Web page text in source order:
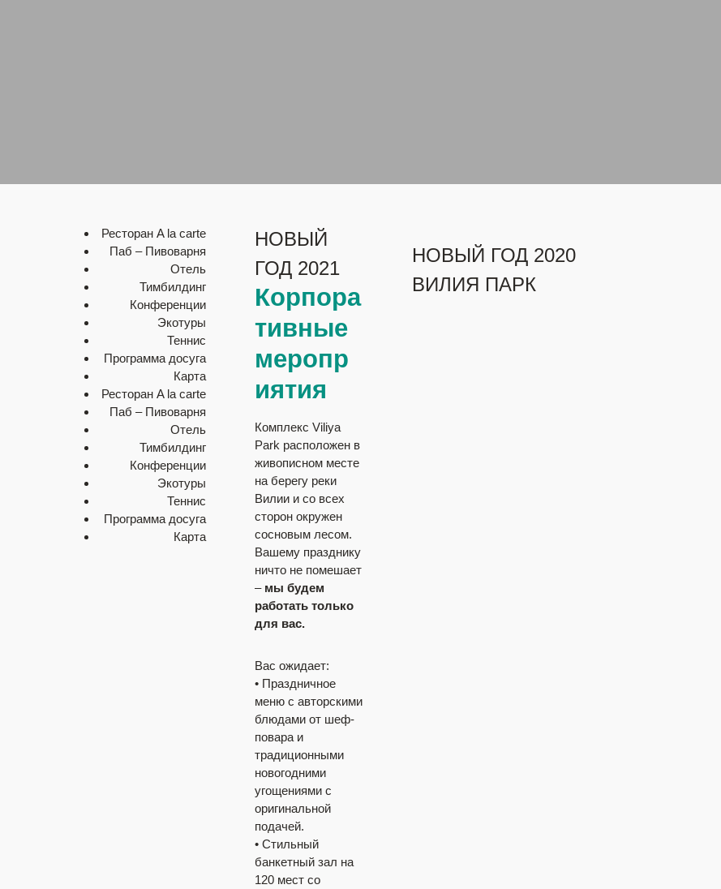
Ресторан A la carte
Паб – Пивоварня
Отель
Тимбилдинг
Конференции
Экотуры
Теннис
Программа досуга
Карта
Ресторан A la carte
Паб – Пивоварня
Отель
Тимбилдинг
Конференции
Экотуры
Теннис
Программа досуга
Карта
НОВЫЙ
ГОД 2021
Корпора
тивные
меропр
иятия
Комплекс Viliya
Park расположен в
живописном месте
на берегу реки
Вилии и со всех
сторон окружен
сосновым лесом.
Вашему празднику
ничто не помешает
– мы будем
работать только
для вас.
Вас ожидает:
• Праздничное
меню с авторскими
блюдами от шеф-
повара и
традиционными
новогодними
угощениями с
оригинальной
подачей.
• Стильный
банкетный зал на
120 мест со
НОВЫЙ ГОД 2020
ВИЛИЯ ПАРК